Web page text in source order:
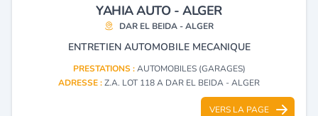
YAHIA AUTO - ALGER
DAR EL BEIDA - ALGER
ENTRETIEN AUTOMOBILE MECANIQUE
PRESTATIONS :AUTOMOBILES (GARAGES)
ADRESSE :Z.A. LOT 118 A DAR EL BEIDA - ALGER
VERS LA PAGE